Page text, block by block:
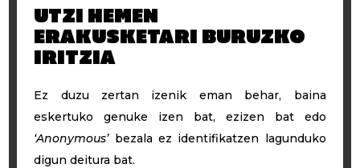
UTZI HEMEN
ERAKUSKETARI BURUZKO
IRITZIA
Ez duzu zertan izenik eman behar, baina
eskertuko genuke izen bat, ezizen bat edo
‘Anonymous’bezala ez identifikatzen lagunduko
digun deitura bat.